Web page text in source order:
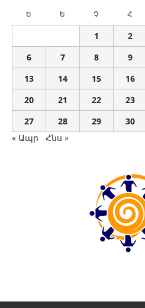
Ե Ե Չ Հ
1 2
6
7 8 9
13
14 15 16
20
21 22 23
27
28 29 30
« Ապր
Հնս »